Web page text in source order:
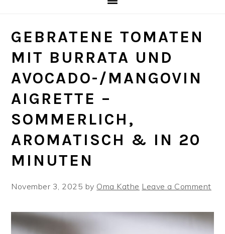
GEBRATENE TOMATEN
MIT BURRATA UND
AVOCADO-/MANGOVIN
AIGRETTE –
SOMMERLICH,
AROMATISCH & IN 20
MINUTEN
November 3, 2025 by Oma Kathe Leave a Comment